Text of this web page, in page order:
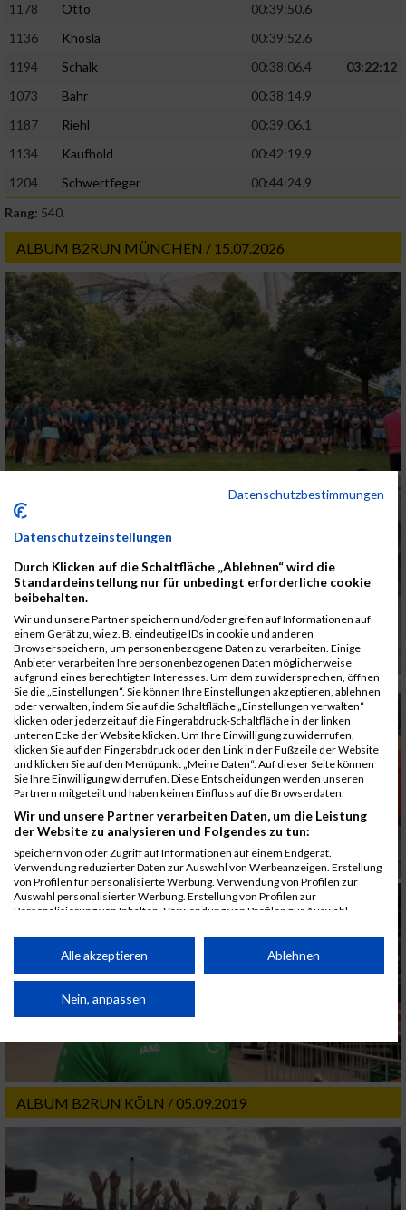
1178
Otto
00:39:50.6
1136
Khosla
00:39:52.6
1194
Schalk 00:38:06.4
03:22:12
1073
Bahr
00:38:14.9
1187
Riehl
00:39:06.1
1134
Kaufhold
00:42:19.9
1204
Schwertfeger
00:44:24.9
Rang: 540.
ALBUM B2RUN MÜNCHEN / 15.07.2026
ALBUM B2RUN KÖLN / 05.09.2019
Datenschutzbestimmungen
Datenschutzeinstellungen
Durch Klicken auf die Schaltfläche „Ablehnen“ wird die
Standardeinstellung nur für unbedingt erforderliche cookie
beibehalten.
Wir und unsere Partner speichern und/oder greifen auf Informationen auf
einem Gerät zu, wie z. B. eindeutige IDs in cookie und anderen
Browserspeichern, um personenbezogene Daten zu verarbeiten. Einige
Anbieter verarbeiten Ihre personenbezogenen Daten möglicherweise
aufgrund eines berechtigten Interesses. Um dem zu widersprechen, öffnen
Sie die „Einstellungen“. Sie können Ihre Einstellungen akzeptieren, ablehnen
oder verwalten, indem Sie auf die Schaltfläche „Einstellungen verwalten“
klicken oder jederzeit auf die Fingerabdruck-Schaltfläche in der linken
unteren Ecke der Website klicken. Um Ihre Einwilligung zu widerrufen,
klicken Sie auf den Fingerabdruck oder den Link in der Fußzeile der Website
und klicken Sie auf den Menüpunkt „Meine Daten“. Auf dieser Seite können
Sie Ihre Einwilligung widerrufen. Diese Entscheidungen werden unseren
Partnern mitgeteilt und haben keinen Einfluss auf die Browserdaten.
Wir und unsere Partner verarbeiten Daten, um die Leistung
der Website zu analysieren und Folgendes zu tun:
Speichern von oder Zugriff auf Informationen auf einem Endgerät.
Verwendung reduzierter Daten zur Auswahl von Werbeanzeigen. Erstellung
von Profilen für personalisierte Werbung. Verwendung von Profilen zur
Auswahl personalisierter Werbung. Erstellung von Profilen zur
Personalisierung von Inhalten. Verwendung von Profilen zur Auswahl
Performance von Inhalten. Analyse von Zielgruppen durch Statistiken oder
Kombinationen von Daten aus verschiedenen Quellen. Entwicklung und
von Inhalten.
Daten können außerhalb der Europäischen Union weitergegeben und in die
Website/App.
Partnerliste anzeigen (1 IAB-Anbieter)
Wir nutzen Ihre Daten für folgende Zwecke:
Speichern von oder Zugriff auf Informationen
auf einem Endgerät
Alle akzeptieren Ablehnen
Nein, anpassen